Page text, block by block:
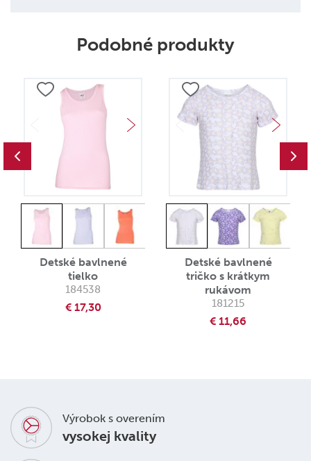
Podobné produkty
Detské bavlnené
tielko
184538
€ 17,30
Detské bavlnené
tričko s krátkym
rukávom
181215
€ 11,66
Výrobok s overením
vysokej kvality